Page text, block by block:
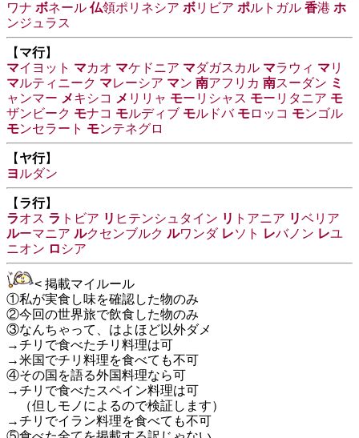
ワナ ボネール 仏領ポリネシア ボリビア ポルトガル 香港 ホ
ンジュラス
【 マ行】
マイヨット マカオ マケドニア マダガスカル マラウィ マ リ
マルティニーク マレーシア マン 南アフリカ 南スーダン ミ
ャンマー メキシコ メ リリャ モーリシャス モーリタニア モ
ザンビーク モナコ モルディブ モルドバ モロッコ モンゴル
モンセラート モンテネグロ
【 ヤ行】
ヨ ルダン
【 ラ行】
ラオス ラ トビア リ ヒテンシュタイン リ トアニア リベリア
ルーマニア ルクセンブルク ルワンダ レソト レバノン レユ
ニオン ロ シア
< 掲載マイルール
①私が実食し味を確認した物のみ
②今回の世界旅で飲食した物のみ
③なんちゃって、はよほど以外ダメ
→チリで食べたチリ料理は可
→米国でチリ料理を食べても不可
④その国を語る外国料理なら可
→チリで食べたスペイン料理は可
（但しモノによるので検証します）
→チリでイラン料理を食べても不可